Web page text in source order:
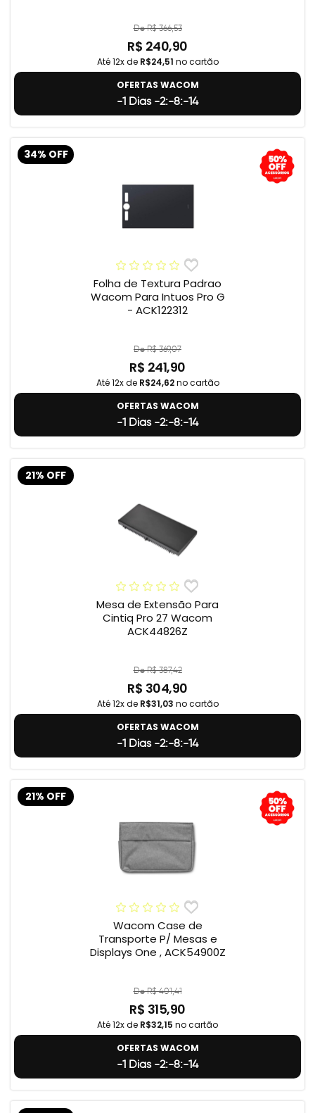
De R$ 366,53
R$ 240,90
Até 12x de R$24,51 no cartão
OFERTAS WACOM
-1 Dias -2:-8:-15
34% OFF
Folha de Textura Padrao
Wacom Para Intuos Pro G
- ACK122312
De R$ 369,07
R$ 241,90
Até 12x de R$24,62no cartão
OFERTAS WACOM
-1 Dias -2:-8:-15
21% OFF
Mesa de Extensão Para
Cintiq Pro 27 Wacom
ACK44826Z
De R$ 387,42
R$ 304,90
Até 12x de R$31,03 no cartão
OFERTAS WACOM
-1 Dias -2:-8:-15
21% OFF
Wacom Case de
Transporte P/ Mesas e
Displays One , ACK54900Z
De R$ 401,41
R$ 315,90
Até 12x de R$32,15 no cartão
OFERTAS WACOM
-1 Dias -2:-8:-15